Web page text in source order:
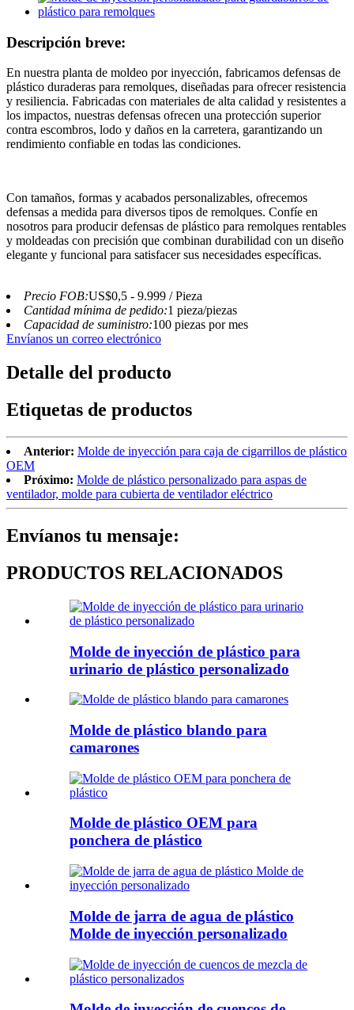
Descripción breve:
En nuestra planta de moldeo por inyección, fabricamos defensas de
plástico duraderas para remolques, diseñadas para ofrecer resistencia
y resiliencia. Fabricadas con materiales de alta calidad y resistentes a
los impactos, nuestras defensas ofrecen una protección superior
contra escombros, lodo y daños en la carretera, garantizando un
rendimiento confiable en todas las condiciones.
Con tamaños, formas y acabados personalizables, ofrecemos
defensas a medida para diversos tipos de remolques. Confíe en
nosotros para producir defensas de plástico para remolques rentables
y moldeadas con precisión que combinan durabilidad con un diseño
elegante y funcional para satisfacer sus necesidades específicas.
Precio FOB:US$0,5 - 9.999 / Pieza
Cantidad mínima de pedido:1 pieza/piezas
Capacidad de suministro:100 piezas por mes
Envíanos un correo electrónico
Detalle del producto
Etiquetas de productos
Anterior: Molde de inyección para caja de cigarrillos de plástico
OEM
Próximo: Molde de plástico personalizado para aspas de
ventilador, molde para cubierta de ventilador eléctrico
Envíanos tu mensaje:
PRODUCTOS RELACIONADOS
Molde de inyección de plástico para
urinario de plástico personalizado
Molde de plástico blando para
camarones
Molde de plástico OEM para
ponchera de plástico
Molde de jarra de agua de plástico
Molde de inyección personalizado